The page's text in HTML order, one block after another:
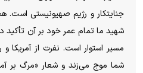
جنایتکار و رژیم صهیونیستی است.
شهید ما تمام عمر خود بر آن تأکید
مسیر استوار است. نفرت از آمریکا
شما موج می‌زند و شعار «مرگ بر